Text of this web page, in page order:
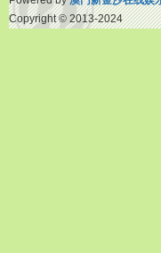
Copyright© 2013-2024